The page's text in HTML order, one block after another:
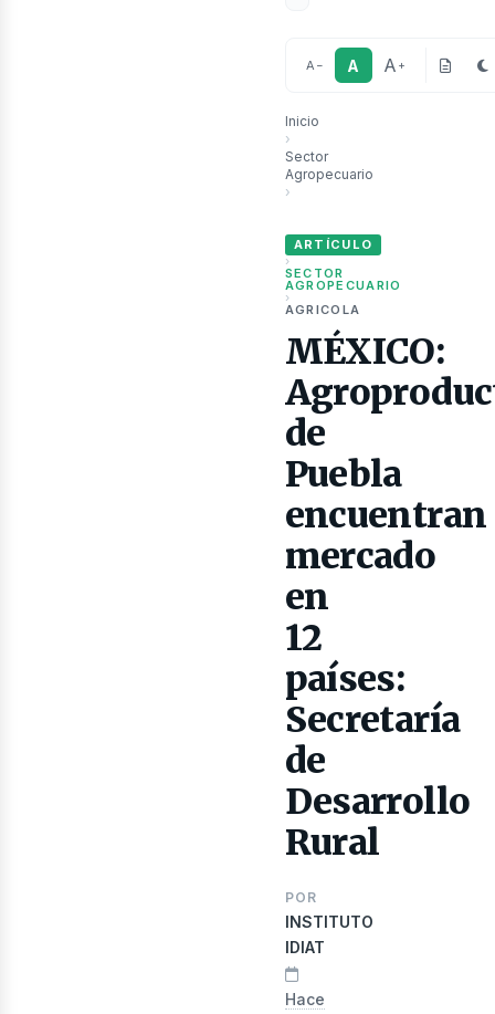
A − A A +
Inicio
›
Sector
Agropecuario
›
ARTÍCULO
›
SECTOR
AGROPECUARIO
›
AGRICOLA
MÉXICO:
de
Puebla
encuentran
mercado
en
12
países:
Secretaría
de
Desarrollo
Rural
POR
INSTITUTO
IDIAT
Hace